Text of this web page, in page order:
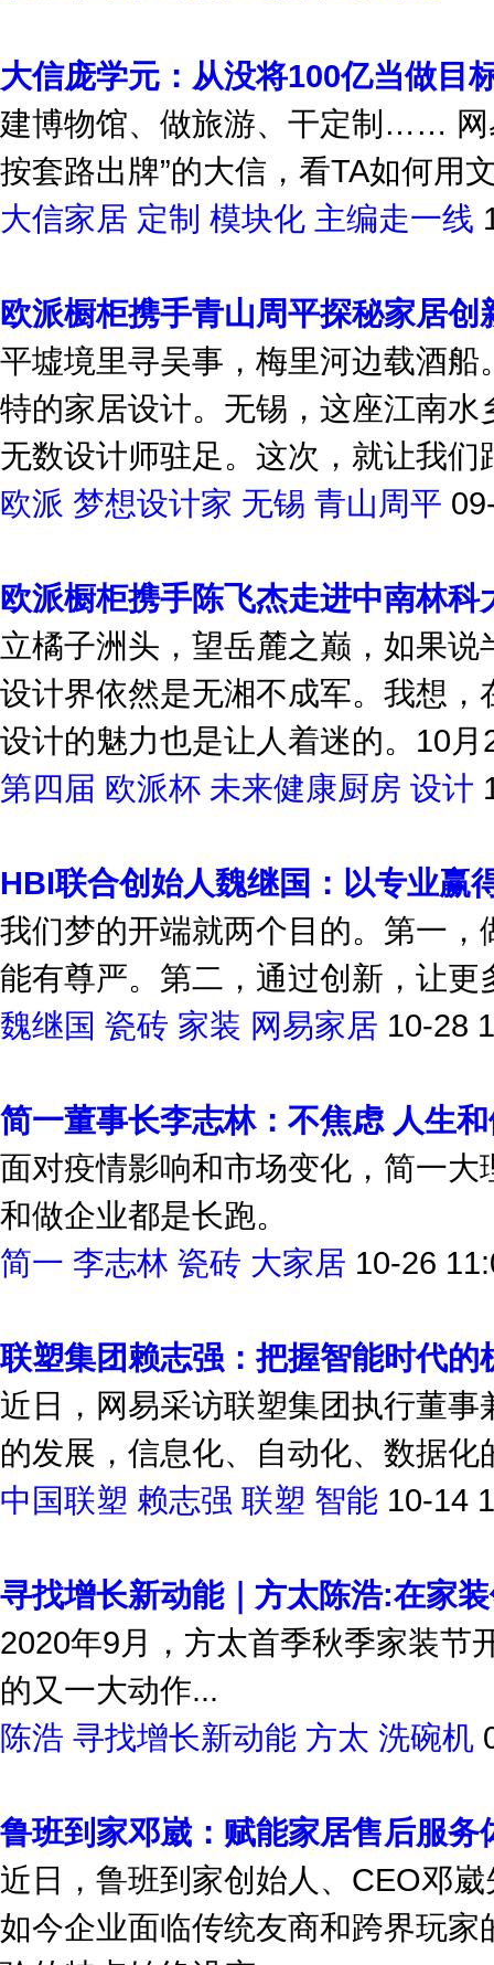
大信庞学元：从没将100亿当做目
建博物馆、做旅游、干定制…… 网
按套路出牌”的大信，看TA如何用
大信家居 定制 模块化 主编走一线
欧派橱柜携手青山周平探秘家居创
平墟境里寻吴事，梅里河边载酒
特的家居设计。无锡，这座江南
无数设计师驻足。这次，就让我
欧派 梦想设计家 无锡 青山周平
欧派橱柜携手陈飞杰走进中南林科
立橘子洲头，望岳麓之巅，如果
设计界依然是无湘不成军。我想
设计的魅力也是让人着迷的。10
第四届 欧派杯 未来健康厨房 设计
HBI联合创始人魏继国：以专业赢
我们梦的开端就两个目的。第一
能有尊严。第二，通过创新，让
魏继国 瓷砖 家装 网易家居 10-28
简一董事长李志林：不焦虑 人生
面对疫情影响和市场变化，简一
和做企业都是长跑。
简一 李志林 瓷砖 大家居 10-26
联塑集团赖志强：把握智能时代的
近日，网易采访联塑集团执行董
的发展，信息化、自动化、数据
中国联塑 赖志强 联塑 智能 10-14
寻找增长新动能｜方太陈浩:在家
2020年9月，方太首季秋季家装节
的又一大动作...
陈浩 寻找增长新动能 方太 洗碗机
鲁班到家邓崴：赋能家居售后服务
近日，鲁班到家创始人、CEO邓
如今企业面临传统友商和跨界玩